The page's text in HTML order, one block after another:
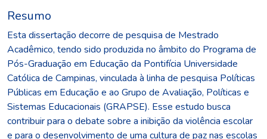
Resumo
Esta dissertação decorre de pesquisa de Mestrado
Acadêmico, tendo sido produzida no âmbito do Programa de
Pós-Graduação em Educação da Pontifícia Universidade
Católica de Campinas, vinculada à linha de pesquisa Políticas
Públicas em Educação e ao Grupo de Avaliação, Políticas e
Sistemas Educacionais (GRAPSE). Esse estudo busca
contribuir para o debate sobre a inibição da violência escolar
e para o desenvolvimento de uma cultura de paz nas escolas